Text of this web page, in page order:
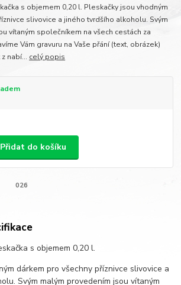
s objemem 0,20 l. Pleskačky jsou vhodným
slivovice a jiného tvrdšího alkoholu. Svým
vítaným společníkem na všech cestách za
Vám gravuru na Vaše přání (text, obrázek)
nabí... celý popis
Přidat do košíku
026
s objemem 0,20 l.
dárkem pro všechny příznivce slivovice a
Svým malým provedením jsou vítaným